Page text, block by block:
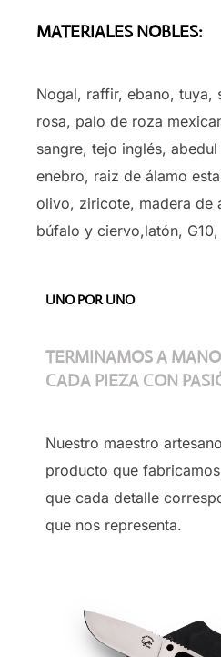
MATERIALES NOBLES:
Nogal, raffir, ebano, tuya,
rosa, palo de roza
sangre, tejo inglés,
enebro, raiz de álamo
olivo, ziricote, madera de
búfalo y ciervo,latón,
UNO POR UNO
TERMINAMOS A
CADA PIEZA CON
Nuestro maestro
producto que
que cada detalle
que nos representa.